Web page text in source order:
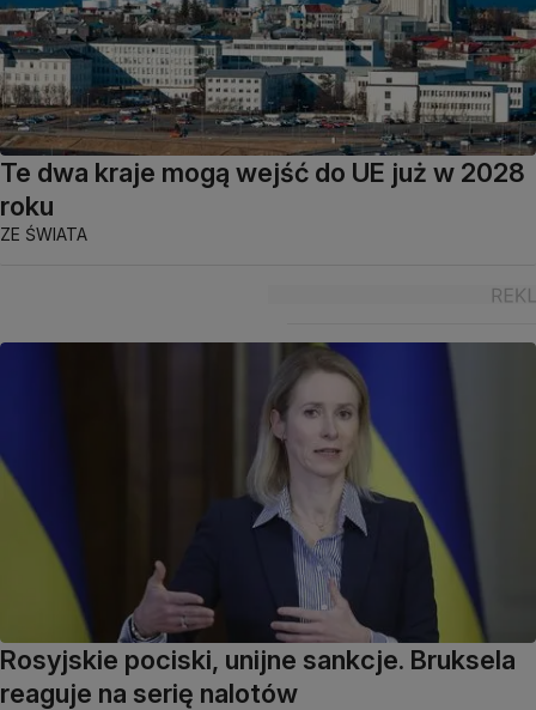
Te dwa kraje mogą wejść do UE już w 2028
roku
ZE ŚWIATA
Rosyjskie pociski, unijne sankcje. Bruksela
reaguje na serię nalotów